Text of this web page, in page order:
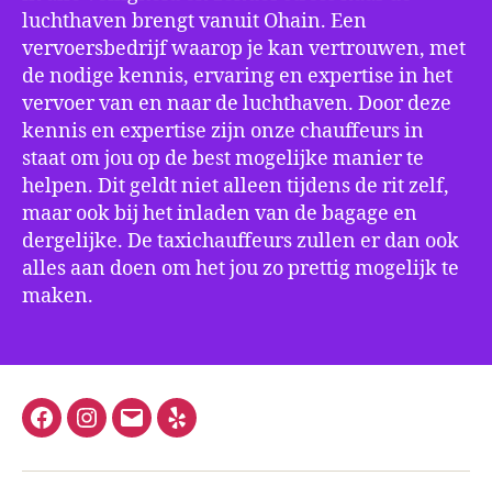
luchthaven brengt vanuit Ohain. Een
vervoersbedrijf waarop je kan vertrouwen, met
de nodige kennis, ervaring en expertise in het
vervoer van en naar de luchthaven. Door deze
kennis en expertise zijn onze chauffeurs in
staat om jou op de best mogelijke manier te
helpen. Dit geldt niet alleen tijdens de rit zelf,
maar ook bij het inladen van de bagage en
dergelijke. De taxichauffeurs zullen er dan ook
alles aan doen om het jou zo prettig mogelijk te
maken.
FacebookInstagram
E-
Yelp